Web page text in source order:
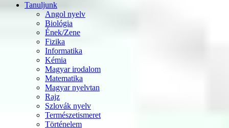
Tanuljunk
Angol nyelv
Biológia
Ének/Zene
Fizika
Informatika
Kémia
Magyar irodalom
Matematika
Magyar nyelvtan
Rajz
Szlovák nyelv
Természetismeret
Történelem